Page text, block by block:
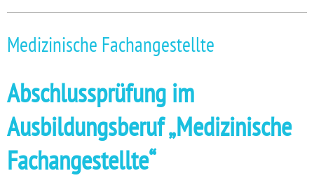
Medizinische Fachangestellte
Abschlussprüfung im
Ausbildungsberuf „Medizinische
Fachangestellte“